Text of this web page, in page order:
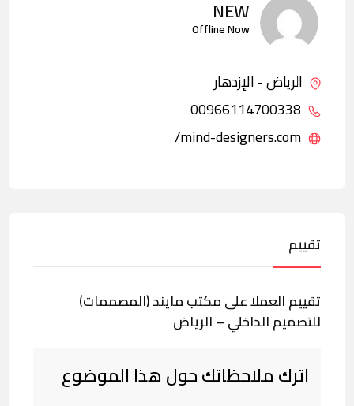
NEW
Offline Now
الرياض - الإزدهار
تقييم
تقييم العملا على مكتب مايند (المصممات)
للتصميم الداخلي – الرياض
اترك ملاحظاتك حول هذا الموضوع